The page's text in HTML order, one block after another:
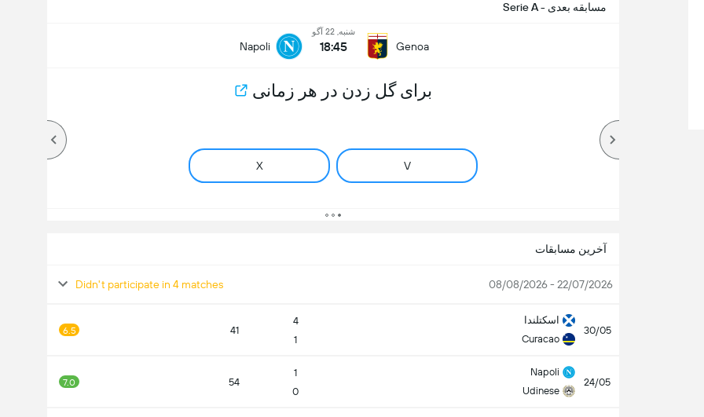
مسابقه بعدی - Serie A
Genoa
شنبه, 22 آگو
18:45
Napoli
برای گل زدن در هر زمانی
V
X
آخرین مسابقات
22/07/2026 - 08/08/2026
Didn't participate in 4 matches
30/05
اسكتلندا
Curacao
4
1
41
6.5
24/05
Napoli
Udinese
1
0
54
7.0